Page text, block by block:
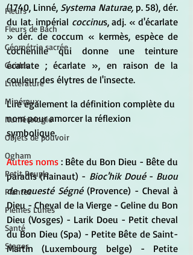
Fleurs
Fleurs de Bach
Géométrie sacrée
Guides
Littérature
Minéraux
Numérologie
Objets de pouvoir
Ogham
Petit Peuple
Plantes
Pleines Lunes
Santé
Stages
(1740, Linné, Systema Naturae, p. 58), dér.
du lat. impérial coccinus, adj. « d'écarlate
» dér. de coccum « kermès, espèce de
cochenille qui donne une teinture
écarlate ; écarlate », en raison de la
couleur des élytres de l'insecte.
Lire également la définition complète du
nom pour amorcer la réflexion
symbolique.
Autres noms : Bête du Bon Dieu - Bête du
paradis (Hainaut) - Bioc'hik Doué - Buou
de nouesté Ségné (Provence) - Cheval à
Dieu - Cheval de la Vierge - Geline du Bon
Dieu (Vosges) - Larik Doeu - Petit cheval
du Bon Dieu (Spa) - Petite Bête de Saint-
Martin (Luxembourg belge) - Petite